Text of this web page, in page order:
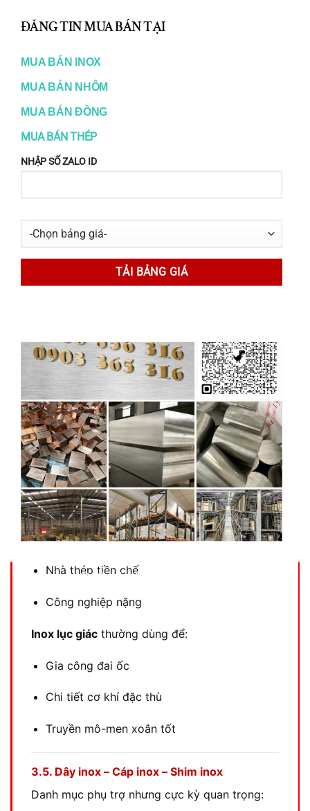
Inox 420, 410 (inox martensitic, có thể tôi
Ưu điểm:
U inox
I inox
H inox
Ứng dụng trong:
Kết cấu chịu lực
Khung máy
Nhà thép tiền chế
Công nghiệp nặng
Inox lục giác thường dùng để:
Gia công đai ốc
Chi tiết cơ khí đặc thù
Truyền mô-men xoắn tốt
3.5. Dây inox – Cáp inox – Shim inox
Danh mục phụ trợ nhưng cực kỳ quan trọng:
ĐĂNG TIN MUA BÁN TẠI
MUA BÁN INOX
MUA BÁN NHÔM
MUA BÁN ĐỒNG
MUA BÁN THÉP
NHẬP SỐ ZALO ID
No thanks, I’m not interested!